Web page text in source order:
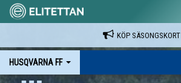
KÖP SÄSONGSKORT
HUSQVARNA FF